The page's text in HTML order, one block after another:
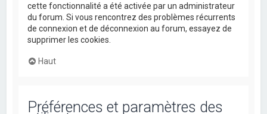
cette fonctionnalité a été activée par un administrateur
du forum. Si vous rencontrez des problèmes récurrents
de connexion et de déconnexion au forum, essayez de
supprimer les cookies.
Haut
Préférences et paramètres des